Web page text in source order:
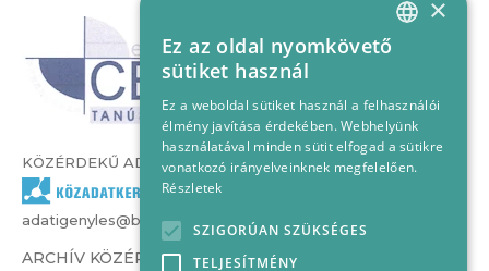
KÖZÉRDEKŰ ADATOK
adatigenyles@bvcs.hu
ARCHÍV KÖZÉRDEKŰ ADATOK –
HUNGARIAN
×
Ez az oldal nyomkövető
sütiket használ
Ez a weboldal sütiket használ a felhasználói
élmény javítása érdekében. Webhelyünk
használatával minden sütit elfogad a sütikre
vonatkozó irányelveinknek megfelelően.
Részletek
SZIGORÚAN SZÜKSÉGES
TELJESÍTMÉNY